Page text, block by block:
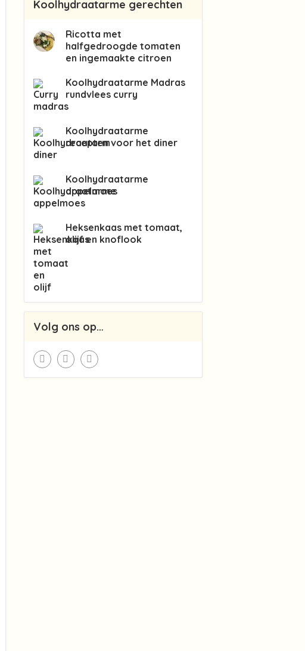
Koolhydraatarme gerechten
Ricotta met
halfgedroogde tomaten
en ingemaakte citroen
Koolhydraatarme Madras
rundvlees curry
Koolhydraatarme
recepten voor het diner
Koolhydraatarme
appelmoes
Heksenkaas met tomaat,
olijf en knoflook
Volg ons op…